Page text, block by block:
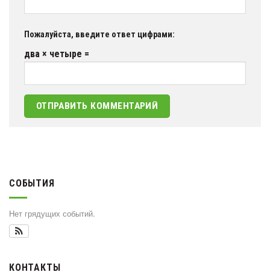
Пожалуйста, введите ответ цифрами:
два × четыре =
СОБЫТИЯ
Нет грядущих событий.
КОНТАКТЫ